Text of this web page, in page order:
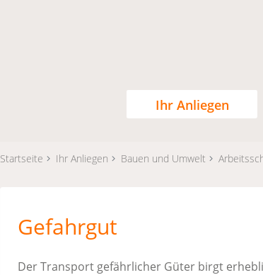
Ihr Anliegen
Startseite Ihr Anliegen Bauen und Umwelt
Gefahrgut
Der Transport gefährlicher Güter birgt